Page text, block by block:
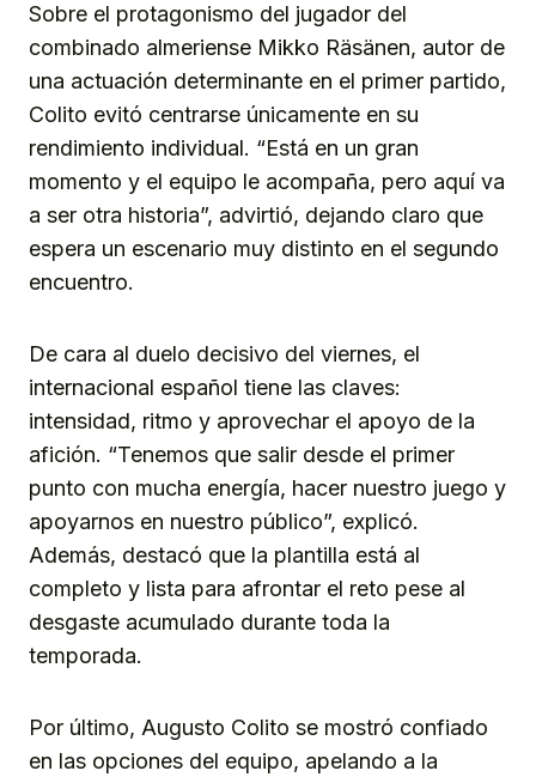
Sobre el protagonismo del jugador del
combinado almeriense Mikko Räsänen, autor de
una actuación determinante en el primer partido,
Colito evitó centrarse únicamente en su
rendimiento individual. “Está en un gran
momento y el equipo le acompaña, pero aquí va
a ser otra historia”, advirtió, dejando claro que
espera un escenario muy distinto en el segundo
encuentro.
De cara al duelo decisivo del viernes, el
internacional español tiene las claves:
intensidad, ritmo y aprovechar el apoyo de la
afición. “Tenemos que salir desde el primer
punto con mucha energía, hacer nuestro juego y
apoyarnos en nuestro público”, explicó.
Además, destacó que la plantilla está al
completo y lista para afrontar el reto pese al
desgaste acumulado durante toda la
temporada.
Por último, Augusto Colito se mostró confiado
en las opciones del equipo, apelando a la